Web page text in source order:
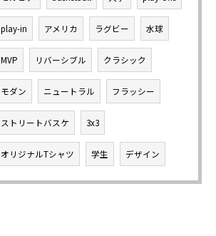
play-in アメリカ ラグビー 水球
MVP リバーシブル クラシック
モダン ニュートラル フラッシー
ストリートバスケ 3x3
オリジナルTシャツ 学生 デザイン